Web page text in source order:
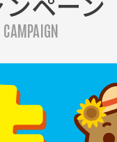
CAMPAIGN